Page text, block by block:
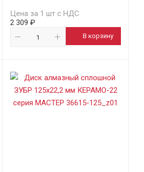
Цена за 1 шт с НДС
2 309 ₽
В корзину